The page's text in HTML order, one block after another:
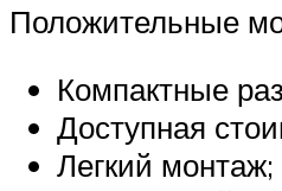
Положительные
Компактные
Доступная
Легкий монтаж;